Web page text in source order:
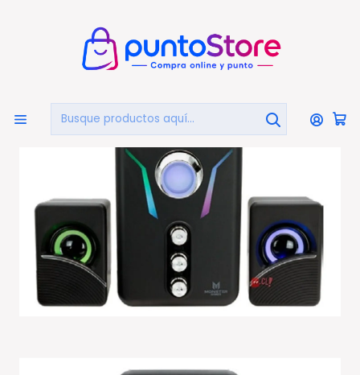
Inicio PUNTO GAMER Parlantes Gamer
Subwoofer 2.1 Pc Gamer Monster Firing 10w Iluminación
- Ps